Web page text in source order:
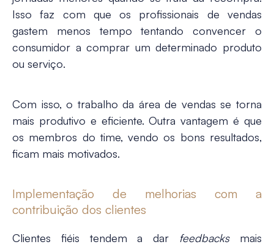
Isso faz com que os profissionais de vendas
gastem menos tempo tentando convencer o
consumidor a comprar um determinado produto
ou serviço.
Com isso, o trabalho da área de vendas se torna
mais produtivo e eficiente. Outra vantagem é que
os membros do time, vendo os bons resultados,
ficam mais motivados.
Implementação de melhorias com a
contribuição dos clientes
Clientes fiéis tendem a dar feedbacksmais